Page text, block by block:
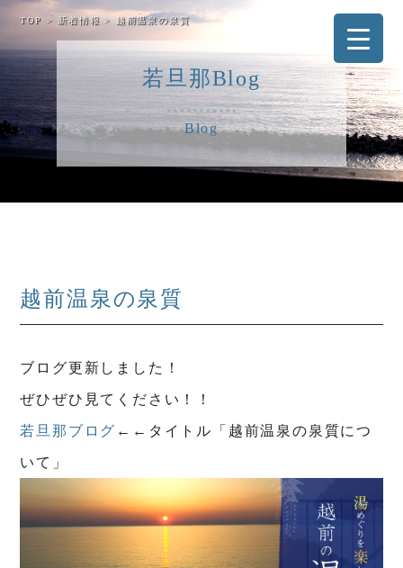
TOP > 新着情報> 越前温泉の泉質
若旦那Blog
Blog
越前温泉の泉質
ブログ更新しました！
ぜひぜひ見てください！！
若旦那ブログ ←←タイトル「越前温泉の泉質につ
いて」